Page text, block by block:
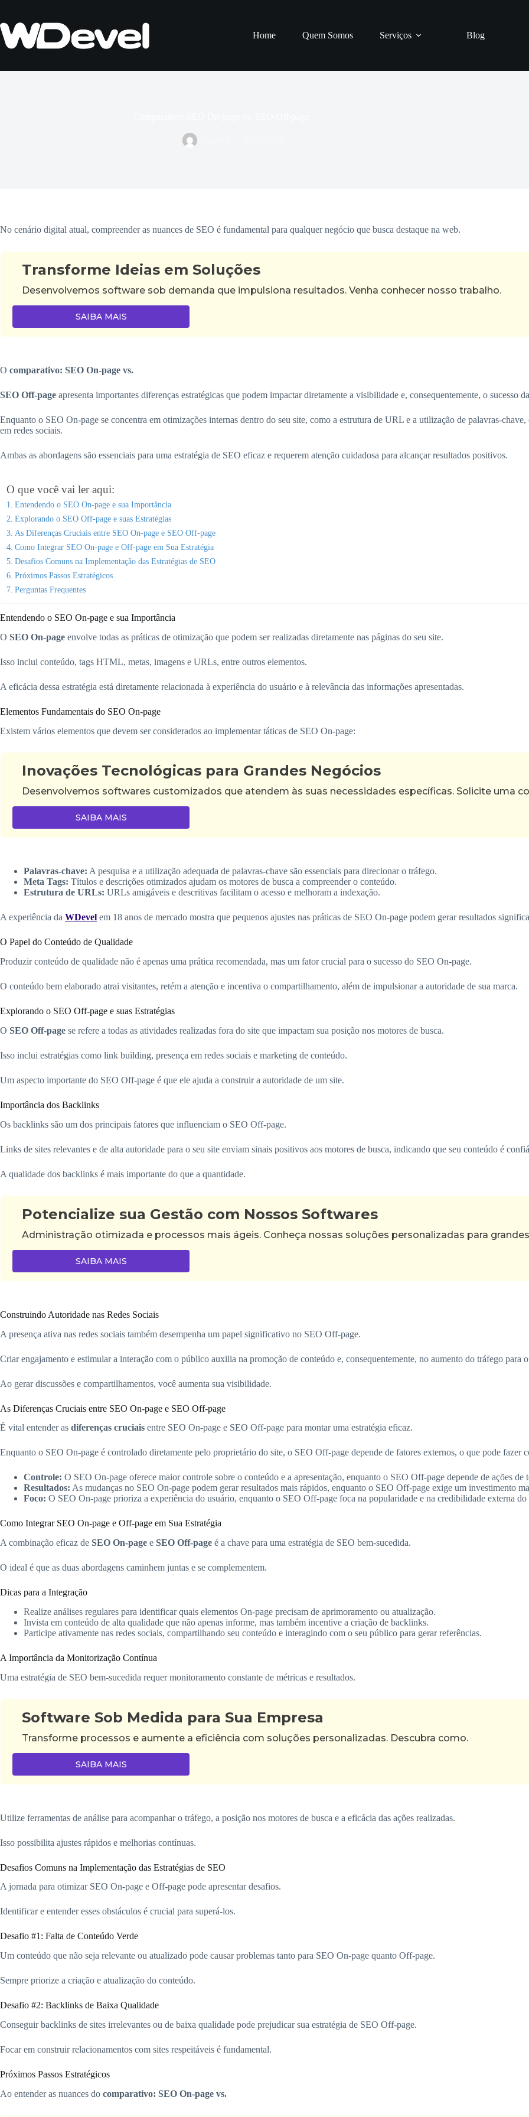
o
conteúdo
Home Quem Somos Serviços Blog
No cenário digital atual, compreender as nuances de SEO é fundamental para qualquer negócio que busca destaque na web.
Transforme Ideias em Soluções
Desenvolvemos software sob demanda que impulsiona resultados. Venha conhecer nosso trabalho.
SAIBA MAIS
O comparativo: SEO On-page vs.
SEO Off-page apresenta importantes diferenças estratégicas que podem impactar diretamente a visibilidade e, consequentemente, o sucesso
Enquanto o SEO On-page se concentra em otimizações internas dentro do seu site, como a estrutura de URL e a utilização de palavras-
em redes sociais.
Ambas as abordagens são essenciais para uma estratégia de SEO eficaz e requerem atenção cuidadosa para alcançar resultados positivos.
O que você vai ler aqui:
Entendendo o SEO On-page e sua Importância
Explorando o SEO Off-page e suas Estratégias
As Diferenças Cruciais entre SEO On-page e SEO Off-page
Como Integrar SEO On-page e Off-page em Sua Estratégia
Desafios Comuns na Implementação das Estratégias de SEO
Próximos Passos Estratégicos
Perguntas Frequentes
Entendendo o SEO On-page e sua Importância
O SEO On-page envolve todas as práticas de otimização que podem ser realizadas diretamente nas páginas do seu site.
Isso inclui conteúdo, tags HTML, metas, imagens e URLs, entre outros elementos.
A eficácia dessa estratégia está diretamente relacionada à experiência do usuário e à relevância das informações apresentadas.
Elementos Fundamentais do SEO On-page
Existem vários elementos que devem ser considerados ao implementar táticas de SEO On-page:
Inovações Tecnológicas para Grandes Negócios
Desenvolvemos softwares customizados que atendem às suas necessidades específicas. Solicite uma
SAIBA MAIS
Palavras-chave: A pesquisa e a utilização adequada de palavras-chave são essenciais para direcionar o tráfego.
Meta Tags: Títulos e descrições otimizados ajudam os motores de busca a compreender o conteúdo.
Estrutura de URLs: URLs amigáveis e descritivas facilitam o acesso e melhoram a indexação.
A experiência da WDevel em 18 anos de mercado mostra que pequenos ajustes nas práticas de SEO On-page podem gerar resultados
O Papel do Conteúdo de Qualidade
Produzir conteúdo de qualidade não é apenas uma prática recomendada, mas um fator crucial para o sucesso do SEO On-page.
O conteúdo bem elaborado atrai visitantes, retém a atenção e incentiva o compartilhamento, além de impulsionar a autoridade de sua marca.
Explorando o SEO Off-page e suas Estratégias
O SEO Off-page se refere a todas as atividades realizadas fora do site que impactam sua posição nos motores de busca.
Isso inclui estratégias como link building, presença em redes sociais e marketing de conteúdo.
Um aspecto importante do SEO Off-page é que ele ajuda a construir a autoridade de um site.
Importância dos Backlinks
Os backlinks são um dos principais fatores que influenciam o SEO Off-page.
Links de sites relevantes e de alta autoridade para o seu site enviam sinais positivos aos motores de busca, indicando que seu conteúdo é
A qualidade dos backlinks é mais importante do que a quantidade.
Potencialize sua Gestão com Nossos Softwares
Administração otimizada e processos mais ágeis. Conheça nossas soluções personalizadas para
SAIBA MAIS
Construindo Autoridade nas Redes Sociais
A presença ativa nas redes sociais também desempenha um papel significativo no SEO Off-page.
Criar engajamento e estimular a interação com o público auxilia na promoção de conteúdo e, consequentemente, no aumento do tráfego para o
Ao gerar discussões e compartilhamentos, você aumenta sua visibilidade.
As Diferenças Cruciais entre SEO On-page e SEO Off-page
É vital entender as diferenças cruciais entre SEO On-page e SEO Off-page para montar uma estratégia eficaz.
Enquanto o SEO On-page é controlado diretamente pelo proprietário do site, o SEO Off-page depende de fatores externos, o que pode fazer
Controle: O SEO On-page oferece maior controle sobre o conteúdo e a apresentação, enquanto o SEO Off-page depende de ações de
Resultados: As mudanças no SEO On-page podem gerar resultados mais rápidos, enquanto o SEO Off-page exige um investimento
Foco: O SEO On-page prioriza a experiência do usuário, enquanto o SEO Off-page foca na popularidade e na credibilidade externa do
Como Integrar SEO On-page e Off-page em Sua Estratégia
A combinação eficaz de SEO On-page e SEO Off-page é a chave para uma estratégia de SEO bem-sucedida.
O ideal é que as duas abordagens caminhem juntas e se complementem.
Dicas para a Integração
Realize análises regulares para identificar quais elementos On-page precisam de aprimoramento ou atualização.
Invista em conteúdo de alta qualidade que não apenas informe, mas também incentive a criação de backlinks.
Participe ativamente nas redes sociais, compartilhando seu conteúdo e interagindo com o seu público para gerar referências.
A Importância da Monitorização Contínua
Uma estratégia de SEO bem-sucedida requer monitoramento constante de métricas e resultados.
Software Sob Medida para Sua Empresa
Transforme processos e aumente a eficiência com soluções personalizadas. Descubra como.
SAIBA MAIS
Utilize ferramentas de análise para acompanhar o tráfego, a posição nos motores de busca e a eficácia das ações realizadas.
Isso possibilita ajustes rápidos e melhorias contínuas.
Desafios Comuns na Implementação das Estratégias de SEO
A jornada para otimizar SEO On-page e Off-page pode apresentar desafios.
Identificar e entender esses obstáculos é crucial para superá-los.
Desafio #1: Falta de Conteúdo Verde
Um conteúdo que não seja relevante ou atualizado pode causar problemas tanto para SEO On-page quanto Off-page.
Sempre priorize a criação e atualização do conteúdo.
Desafio #2: Backlinks de Baixa Qualidade
Conseguir backlinks de sites irrelevantes ou de baixa qualidade pode prejudicar sua estratégia de SEO Off-page.
Focar em construir relacionamentos com sites respeitáveis é fundamental.
Próximos Passos Estratégicos
Ao entender as nuances do comparativo: SEO On-page vs.